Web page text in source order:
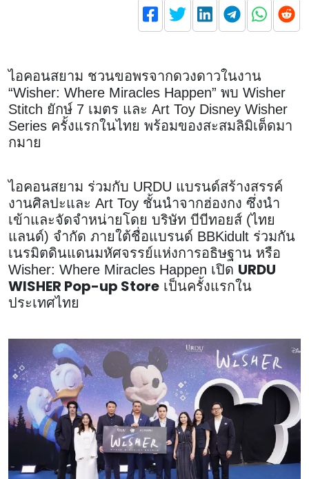
ไอคอนสยาม ชวนขอพรจากดวงดาวในงาน
“Wisher: Where Miracles Happen” พบ Wisher
Stitch ยักษ์ 7 เมตร และ Art Toy Disney Wisher
Series ครั้งแรกในไทย พร้อมของสะสมลิมิเต็ดมา
กมาย
ไอคอนสยาม ร่วมกับ URDU แบรนด์สร้างสรรค์
งานศิลปะและ Art Toy ชั้นนำจากฮ่องกง ซึ่งนำ
เข้าและจัดจำหน่ายโดย บริษัท บีบีทอยส์ (ไทย
แลนด์) จำกัด ภายใต้ชื่อแบรนด์ BBKidult ร่วมกัน
เนรมิตดินแดนมหัศจรรย์แห่งการอธิษฐาน หรือ
Wisher: Where Miracles Happen เปิด URDU
WISHER Pop-up Store เป็นครั้งแรกใน
ประเทศไทย